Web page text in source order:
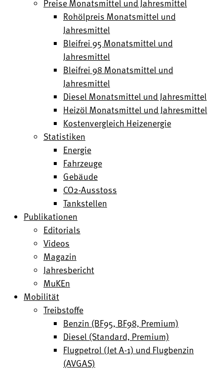
Preise Monatsmittel und Jahresmittel
Rohölpreis Monatsmittel und
Jahresmittel
Bleifrei 95 Monatsmittel und
Jahresmittel
Bleifrei 98 Monatsmittel und
Jahresmittel
Diesel Monatsmittel und Jahresmittel
Heizöl Monatsmittel und Jahresmittel
Kostenvergleich Heizenergie
Statistiken
Energie
Fahrzeuge
Gebäude
CO2-Ausstoss
Tankstellen
Publikationen
Editorials
Videos
Magazin
Jahresbericht
MuKEn
Mobilität
Treibstoffe
Benzin (BF95, BF98, Premium)
Diesel (Standard, Premium)
Flugpetrol (Jet A-1) und Flugbenzin
(AVGAS)